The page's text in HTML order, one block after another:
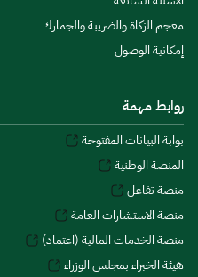
معجم الزكاة والضريبة والجمارك
إمكانية الوصول
روابط مهمة
بوابة البيانات المفتوحة
المنصة الوطنية
منصة تفاعل
منصة الاستشارات العامة
منصة الخدمات المالية (اعتماد)
هيئة الخبراء بمجلس الوزراء